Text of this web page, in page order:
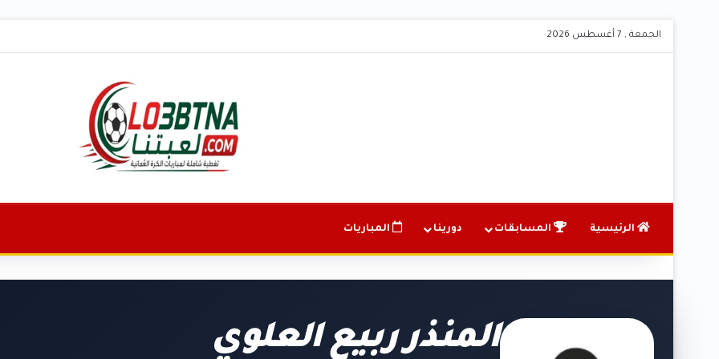
الجمعة , 7 أغسطس 2026
الرئيسية المسابقات دورينا المباريات
المنذر ربيع العلوي